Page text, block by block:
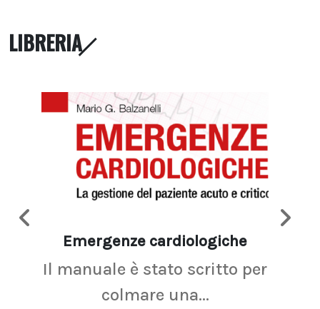
LIBRERIA
Emergenze cardiologiche
Il manuale è stato scritto per
colmare una...